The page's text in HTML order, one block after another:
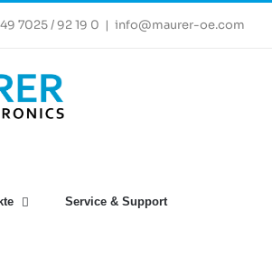
7025 / 92 19 0 | info@maurer-oe.com
Service & Support